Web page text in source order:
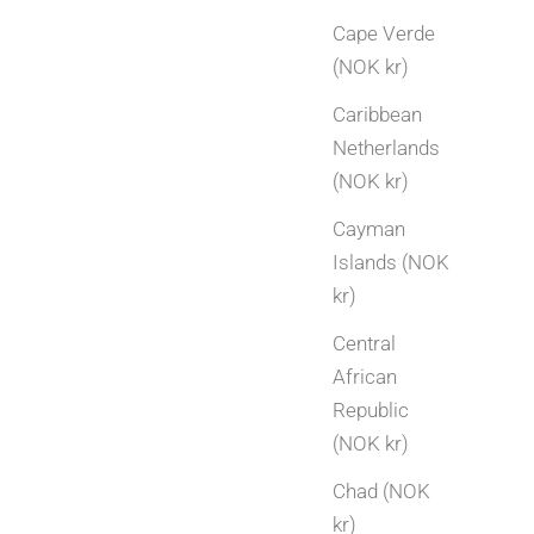
Cape Verde
(NOK kr)
Caribbean
Netherlands
(NOK kr)
Cayman
Islands (NOK
kr)
Central
African
Republic
(NOK kr)
Chad (NOK
kr)
Bryllupsdag gaveideer | Gave etter antall år
over tradisjonelle bryllupsdager fra 1 til 50 år,
og få gaveideer i sølv og gull til hver milepæl.